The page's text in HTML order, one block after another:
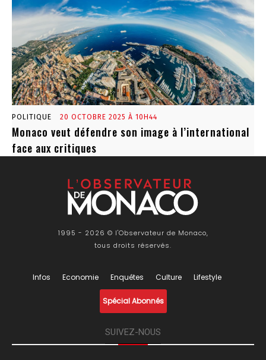
POLITIQUE 20 OCTOBRE 2025 À 10H44
Monaco veut défendre son image à l’international
face aux critiques
1995 - 2026 © l'Observateur de Monaco,
tous droits réservés.
Infos Economie Enquêtes Culture Lifestyle
Spécial Abonnés
SUIVEZ-NOUS